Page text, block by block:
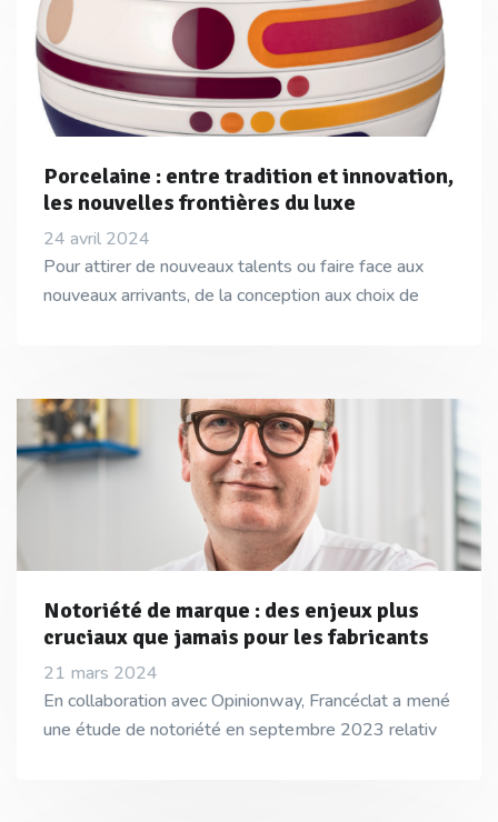
Porcelaine : entre tradition et innovation,
les nouvelles frontières du luxe
24 avril 2024
Pour attirer de nouveaux talents ou faire face aux
nouveaux arrivants, de la conception aux choix de
Notoriété de marque : des enjeux plus
cruciaux que jamais pour les fabricants
21 mars 2024
En collaboration avec Opinionway, Francéclat a mené
une étude de notoriété en septembre 2023 relativ